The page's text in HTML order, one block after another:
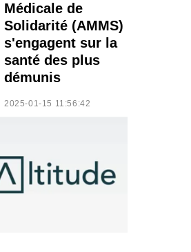
Médicale de
Solidarité (AMMS)
s'engagent sur la
santé des plus
démunis
2025-01-15 11:56:42